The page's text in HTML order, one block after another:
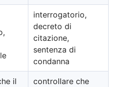
interrogatorio,
decreto di
citazione,
sentenza di
condanna
il
controllare che